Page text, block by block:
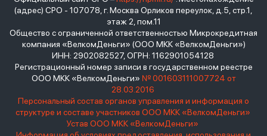
(адрес) СРО - 107078, г. Москва Орликов переулок, д.5, стр.1,
этаж 2, пом.11
Общество с ограниченной ответственностью Микрокредитная
компания «ВелкомДеньги» (ООО МКК «ВелкомДеньги»)
ИНН: 2902082527, ОГРН: 1162901054128
Регистрационный номер записи в государственном реестре
ООО МКК «ВелкомДеньги» № 001603111007724 от
28.03.2016
Персональный состав органов управления и информация о
структуре и составе участников ООО МКК «ВелкомДеньги»
Устав ООО МКК «ВелкомДеньги»